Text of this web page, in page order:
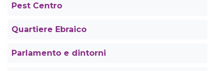
Pest Centro
Quartiere Ebraico
Parlamento e dintorni